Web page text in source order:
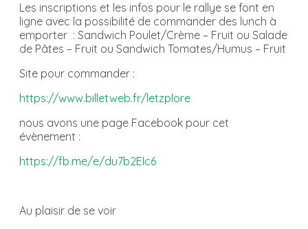
Les inscriptions et les infos pour le rallye se font en
ligne avec la possibilité de commander des lunch à
emporter : Sandwich Poulet/Crème – Fruit ou Salade
de Pâtes – Fruit ou Sandwich Tomates/Humus – Fruit
Site pour commander :
https://www.billetweb.fr/letzplore
nous avons une page Facebook pour cet
évènement :
https://fb.me/e/du7b2EIc6
Au plaisir de se voir